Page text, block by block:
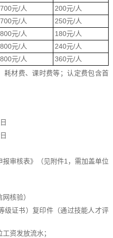
700元/人
200元/人
700元/人
250元/人
800元/人
180元/人
800元/人
240元/人
800元/人
360元/人
耗材费、课时费等；认定费包含首
审核表》（见附件1，需加盖单位
核验）
级证书）复印件（通过技能人才评
资发放流水；